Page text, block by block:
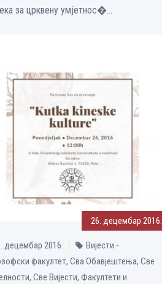
за црквену умјетнос�...
26. децембар 2016.
децембар 2016.
Вијести -
факултет, Сва Обавјештења, Све
Све Вијести, Факултети и